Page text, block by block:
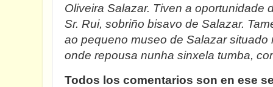
Oliveira Salazar. Tiven a oportunidade
Sr. Rui, sobriño bisavo de Salazar.
ao pequeno museo de Salazar situado
onde repousa nunha sinxela tumba,
Todos los comentarios son en ese